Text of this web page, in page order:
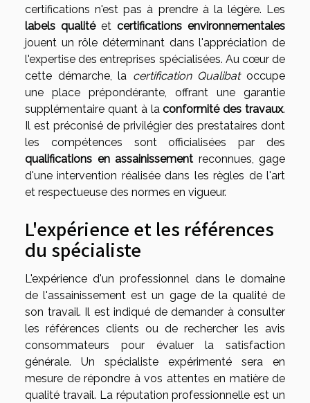
certifications n'est pas à prendre à la légère. Les
labels qualitéet certifications environnementales
jouent un rôle déterminant dans l'appréciation de
l'expertise des entreprises spécialisées. Au cœur de
cette démarche, la certification Qualibatoccupe
une place prépondérante, offrant une garantie
supplémentaire quant à laconformité des travaux.
Il est préconisé de privilégier des prestataires dont
les compétences sont officialisées par des
qualifications en assainissement reconnues, gage
d'une intervention réalisée dans les règles de l'art
et respectueuse des normes en vigueur.
L'expérience et les références
du spécialiste
L'expérience d'un professionnel dans le domaine
de l'assainissement est un gage de la qualité de
son travail. Il est indiqué de demander à consulter
les références clients ou de rechercher les avis
consommateurs pour évaluer la satisfaction
générale. Un spécialiste expérimenté sera en
mesure de répondre à vos attentes en matière de
qualité travail. La réputation professionnelle est un